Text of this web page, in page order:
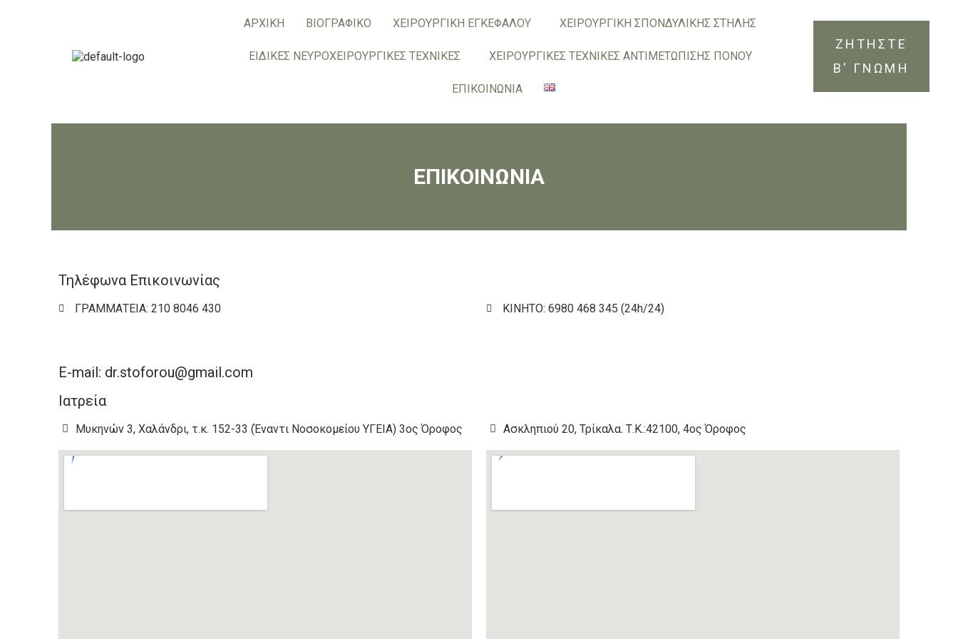
ΑΡΧΙΚΗ ΒΙΟΓΡΑΦΙΚΟ ΧΕΙΡΟΥΡΓΙΚΗ ΕΓΚΕΦΑΛΟΥ ΧΕΙΡΟΥΡΓΙΚΗ ΣΠΟΝΔΥΛΙΚΗΣ ΣΤΗΛΗΣ
ΕΙΔΙΚΕΣ ΝΕΥΡΟΧΕΙΡΟΥΡΓΙΚΕΣ ΤΕΧΝΙΚΕΣ ΧΕΙΡΟΥΡΓΙΚΕΣ ΤΕΧΝΙΚΕΣ ΑΝΤΙΜΕΤΩΠΙΣΗΣ ΠΟΝΟΥ
ΕΠΙΚΟΙΝΩΝΙΑ
ΖΗΤΗΣΤΕ
Β' ΓΝΩΜΗ
ΕΠΙΚΟΙΝΩΝΙΑ
Τηλέφωνα Επικοινωνίας
ΓΡΑΜΜΑΤΕΙΑ: 210 8046 430 ΚΙΝΗΤΟ: 6980 468 345 (24h/24)
E-mail: dr.stoforou@gmail.com
Ιατρεία
Μυκηνών 3, Χαλάνδρι, τ.κ. 152-33 (Έναντι Νοσοκομείου ΥΓΕΙΑ) 3ος Όροφος Ασκληπιού 20, Τρίκαλα. Τ.Κ.:42100, 4ος Όροφος